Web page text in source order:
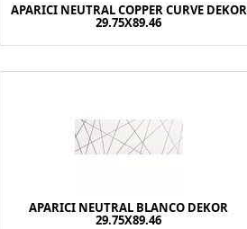
APARICI NEUTRAL COPPER CURVE DEKOR
29.75X89.46
APARICI NEUTRAL BLANCO DEKOR
29.75X89.46